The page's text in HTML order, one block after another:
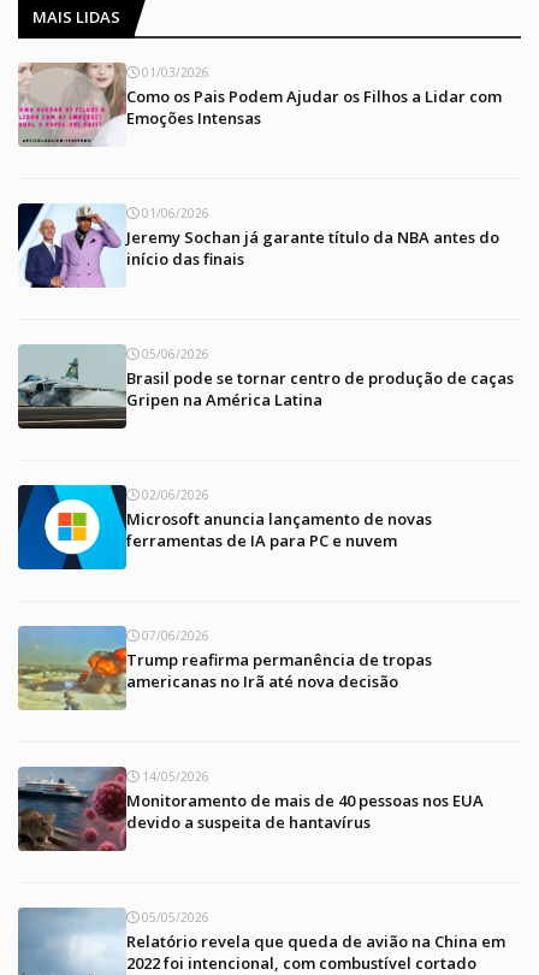
MAIS LIDAS
01/03/2026
Como os Pais Podem Ajudar os Filhos a Lidar com
Emoções Intensas
01/06/2026
Jeremy Sochan já garante título da NBA antes do
início das finais
05/06/2026
Brasil pode se tornar centro de produção de caças
Gripen na América Latina
02/06/2026
Microsoft anuncia lançamento de novas
ferramentas de IA para PC e nuvem
07/06/2026
Trump reafirma permanência de tropas
americanas no Irã até nova decisão
14/05/2026
Monitoramento de mais de 40 pessoas nos EUA
devido a suspeita de hantavírus
05/05/2026
Relatório revela que queda de avião na China em
2022 foi intencional, com combustível cortado